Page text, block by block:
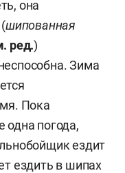
она
шипованная
ред.)
Зима
Пока
одна погода,
ездит
ездить в шипах